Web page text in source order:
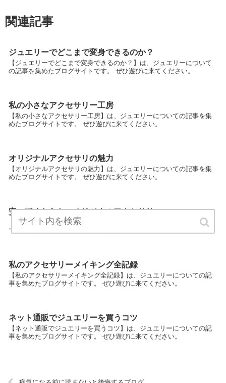
関連記事
ジュエリーでどこまで変身できるのか？
【ジュエリーでどこまで変身できるのか？】は、ジュエリーについて
の記事を集めたブログサイトです。 ぜひ遊びに来てください。
私の小さなアクセサリー工房
【私の小さなアクセサリー工房】は、ジュエリーについての記事を集
めたブログサイトです。 ぜひ遊びに来てください。
オリジナルアクセサリの魅力
【オリジナルアクセサリの魅力】は、ジュエリーについての記事を集
めたブログサイトです。 ぜひ遊びに来てください。
安っぽくならないオリジナルアクセサリー
【安っぽくならないオリジナルアクセサリー】は、ジュエリーについ
ての記事を集めたブログサイトです。 ぜひ遊びに来てください。
私のアクセサリーメイキング全記録
【私のアクセサリーメイキング全記録】は、ジュエリーについての記
事を集めたブログサイトです。 ぜひ遊びに来てください。
ネット通販でジュエリーを買うコツ
【ネット通販でジュエリーを買うコツ】は、ジュエリーについての記
事を集めたブログサイトです。 ぜひ遊びに来てください。